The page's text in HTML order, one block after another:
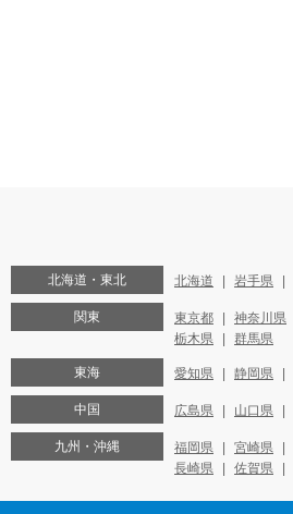
北海道・東北 北海道 岩手県
関東 東京都 神奈川県
栃木県
群馬県
東海 愛知県 静岡県
中国 広島県 山口県
九州・沖縄 福岡県 宮崎県
長崎県
佐賀県